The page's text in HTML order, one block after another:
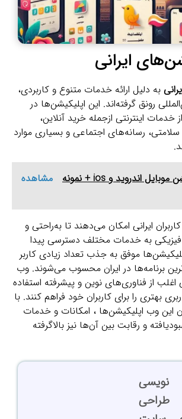
ایرانی
به دلیل ارائه خدمات متنوع و کاربردی،
رونق گرفته‌اند. این اپلیکیشن‌ها در
اینترنتی ازجمله خرید آنلاین،
سلامتی، رسانه‌های اجتماعی و بسیاری موارد
مشاهده
طراحی اپلیکیشن موبایل اندروید و ios + نمونه
ایرانی امکان می‌دهند تا به‌راحتی و
فیزیکی به خدمات مختلف دسترسی پیدا
موفق به جذب تعداد زیادی کاربر
برنامه‌ها در ایران محسوب می‌شوند. وب
اغلب از فناوری‌های نوین و پیشرفته استفاده
بهتری را برای کاربران خود فراهم کنند. با
این وب اپلیکیشن‌ها ، امکانات و خدمات
و رقابت بین آن‌ها نیز بالاگرفته
نویسی
طراحی